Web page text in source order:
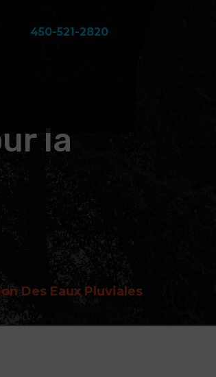
450-521-2820
la
Des Eaux Pluviales